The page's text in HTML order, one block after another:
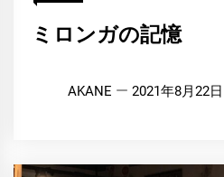
ミロンガの記憶
AKANE 2021年8月22日